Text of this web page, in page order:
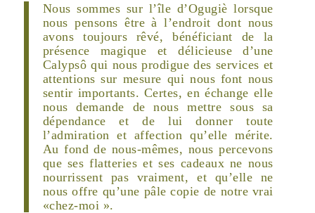
Nous sommes sur l’île d’Ogugiè lorsque
nous pensons être à l’endroit dont nous
avons toujours rêvé, bénéficiant de la
présence magique et délicieuse d’une
Calypsô qui nous prodigue des services et
attentions sur mesure qui nous font nous
sentir importants. Certes, en échange elle
nous demande de nous mettre sous sa
dépendance et de lui donner toute
l’admiration et affection qu’elle mérite.
Au fond de nous-mêmes, nous percevons
que ses flatteries et ses cadeaux ne nous
nourrissent pas vraiment, et qu’elle ne
nous offre qu’une pâle copie de notre vrai
«chez-moi ».